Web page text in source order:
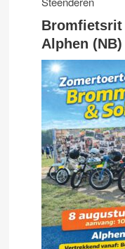
Bromfietsrit
Alphen (NB)